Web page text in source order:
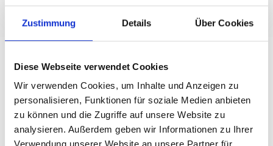
Zustimmung Details Über Cookies
Diese Webseite verwendet Cookies
Wir verwenden Cookies, um Inhalte und Anzeigen zu
personalisieren, Funktionen für soziale Medien anbieten
zu können und die Zugriffe auf unsere Website zu
analysieren. Außerdem geben wir Informationen zu Ihrer
Bereit, Deine Finanzen
in den Griff